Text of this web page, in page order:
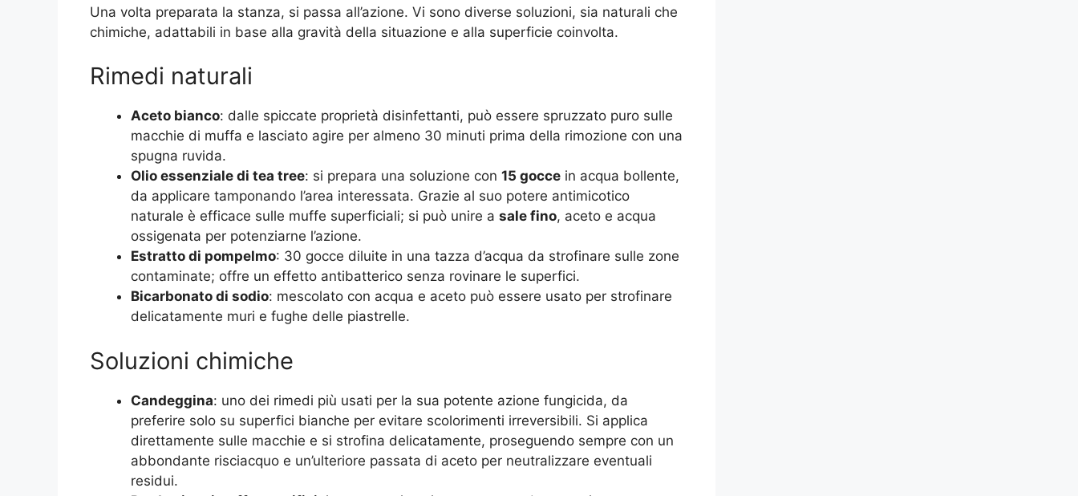
Una volta preparata la stanza, si passa all’azione. Vi sono diverse soluzioni, sia naturali che
chimiche, adattabili in base alla gravità della situazione e alla superficie coinvolta.
Rimedi naturali
Aceto bianco: dalle spiccate proprietà disinfettanti, può essere spruzzato puro sulle
macchie di muffa e lasciato agire per almeno 30 minuti prima della rimozione con una
spugna ruvida.
Olio essenziale di tea tree: si prepara una soluzione con 15 gocce in acqua bollente,
da applicare tamponando l’area interessata. Grazie al suo potere antimicotico
naturale è efficace sulle muffe superficiali; si può unire a sale fino, aceto e acqua
ossigenata per potenziarne l’azione.
Estratto di pompelmo: 30 gocce diluite in una tazza d’acqua da strofinare sulle zone
contaminate; offre un effetto antibatterico senza rovinare le superfici.
Bicarbonato di sodio: mescolato con acqua e aceto può essere usato per strofinare
delicatamente muri e fughe delle piastrelle.
Soluzioni chimiche
Candeggina: uno dei rimedi più usati per la sua potente azione fungicida, da
preferire solo su superfici bianche per evitare scolorimenti irreversibili. Si applica
direttamente sulle macchie e si strofina delicatamente, proseguendo sempre con un
abbondante risciacquo e un’ulteriore passata di aceto per neutralizzare eventuali
residui.